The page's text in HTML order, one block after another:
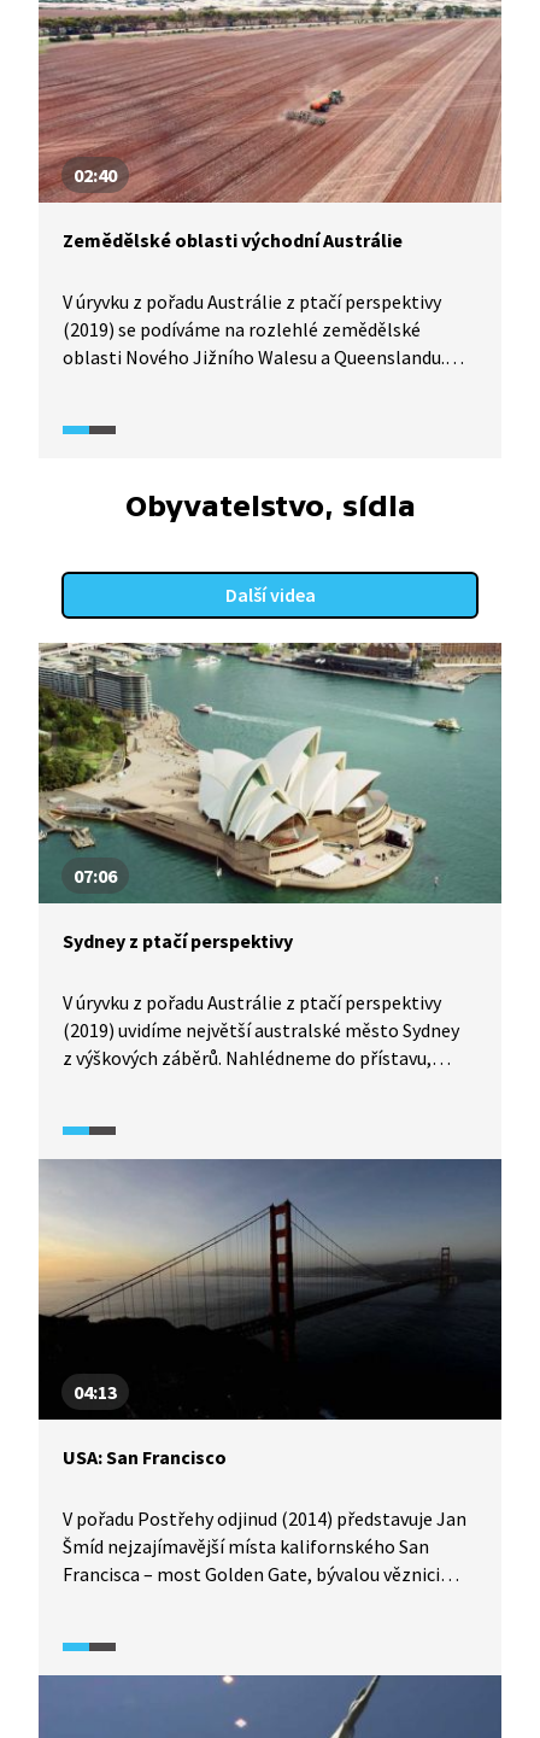
02:40
Zemědělské oblasti východní Austrálie
V úryvku z pořadu Austrálie z ptačí perspektivy
(2019) se podíváme na rozlehlé zemědělské
oblasti Nového Jižního Walesu a Queenslandu.
Obyvatelstvo, sídla
Další videa
07:06
Sydney z ptačí perspektivy
V úryvku z pořadu Austrálie z ptačí perspektivy
(2019) uvidíme největší australské město Sydney
z výškových záběrů. Nahlédneme do přístavu,
nám ani jeho hlavní architektonické ikony.
04:13
USA: San Francisco
V pořadu Postřehy odjinud (2014) představuje Jan
Šmíd nejzajímavější místa kalifornského San
Francisca – most Golden Gate, bývalou věznici